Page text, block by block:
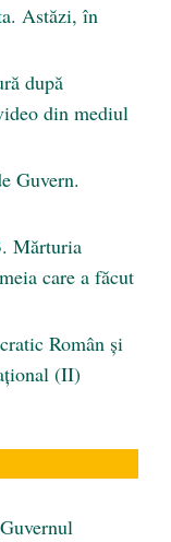
Astăzi, în
după
din mediul
Guvern.
Mărturia
care a făcut
Român şi
(II)